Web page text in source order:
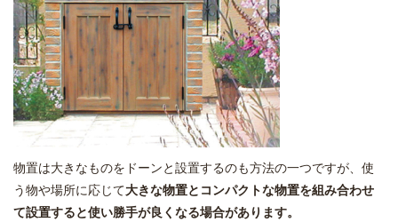
物置は大きなものをドーンと設置するのも方法の一つですが、使
う物や場所に応じて大きな物置とコンパクトな物置を組み合わせ
て設置すると使い勝手が良くなる場合があります。